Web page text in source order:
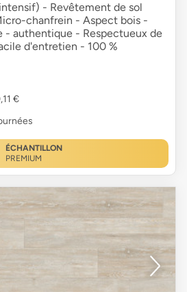
- Revêtement de sol
chanfrein - Aspect bois -
- authentique - Respectueux de
d'entretien - 100 %
€
ÉCHANTILLON
PREMIUM